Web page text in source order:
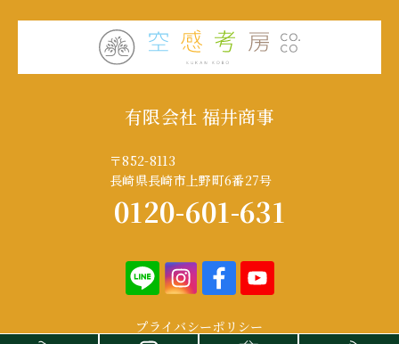
有限会社 福井商事
〒852-8113
長崎県長崎市上野町6番27号
0120-601-631
プライバシーポリシー